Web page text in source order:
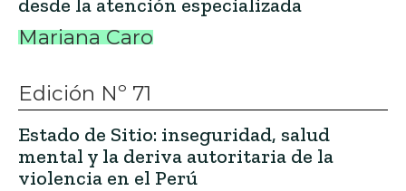
desde la atención especializada
Mariana Caro
Edición Nº 71
Estado de Sitio: inseguridad, salud
mental y la deriva autoritaria de la
violencia en el Perú